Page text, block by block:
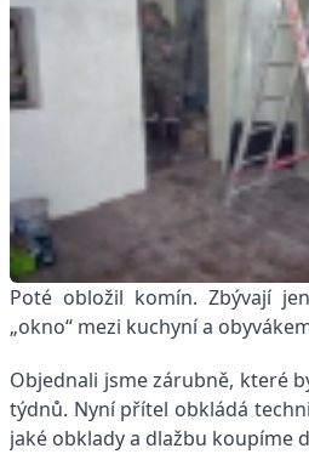
Poté obložil komín. Zbývají
„okno“ mezi kuchyní a
Objednali jsme zárubně, které
týdnů. Nyní přítel obkládá
jaké obklady a dlažbu koupíme